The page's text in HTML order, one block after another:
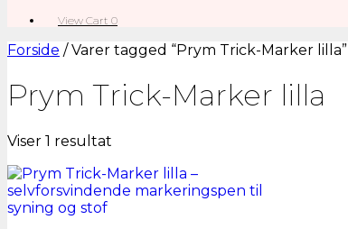
View
cart
View Cart 0
Forside / Varer tagged “Prym Trick-Marker lilla”
Prym Trick-Marker lilla
Viser 1 resultat